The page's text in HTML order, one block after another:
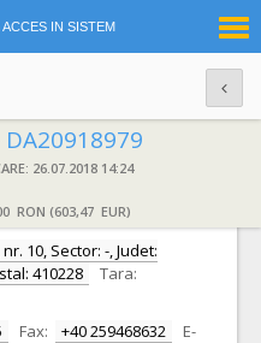
ACCES IN SISTEM
DA20918979
26.07.2018 14:24
RON (603,47 EUR)
CIF: 15752079
10, Sector: -, Judet:
410228
Tara:
Fax: +40 259468632
E-